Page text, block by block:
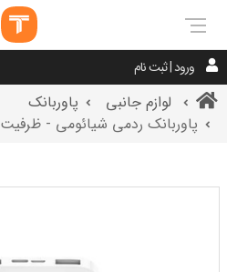
ورود | ثبت نام
لوازم جانبی
پاوربانک
پاوربانک ردمی شیائومی - ظرفیت 10000 میلی آمپر ساعت